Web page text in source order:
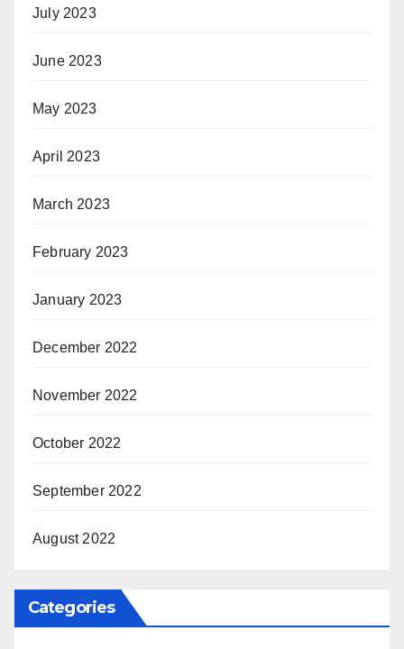
July 2023
June 2023
May 2023
April 2023
March 2023
February 2023
January 2023
December 2022
November 2022
October 2022
September 2022
August 2022
Categories